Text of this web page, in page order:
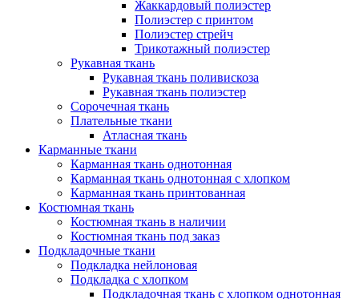
Жаккардовый полиэстер
Полиэстер с принтом
Полиэстер стрейч
Трикотажный полиэстер
Рукавная ткань
Рукавная ткань поливискоза
Рукавная ткань полиэстер
Сорочечная ткань
Плательные ткани
Атласная ткань
Карманные ткани
Карманная ткань однотонная
Карманная ткань однотонная с хлопком
Карманная ткань принтованная
Костюмная ткань
Костюмная ткань в наличии
Костюмная ткань под заказ
Подкладочные ткани
Подкладка нейлоновая
Подкладка с хлопком
Подкладочная ткань с хлопком однотонная